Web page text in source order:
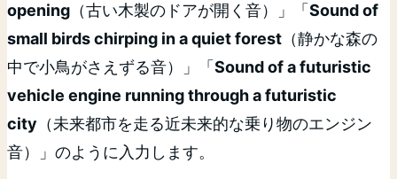
opening （古い木製のドアが開く音）」「 Sound of
small birds chirping in a quiet forest （静かな森の
中で小鳥がさえずる音）」「 Sound of a futuristic
vehicle engine running through a futuristic
city （未来都市を走る近未来的な乗り物のエンジン
音）」のように入力します。